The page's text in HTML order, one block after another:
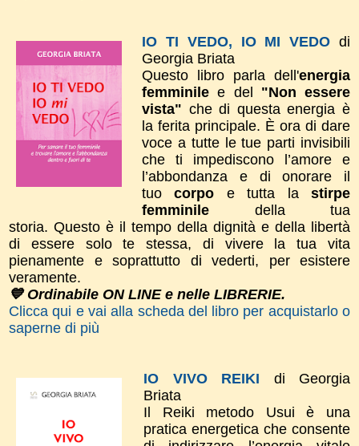
IO TI VEDO, IO MI VEDO di
Georgia Briata
Questo libro parla dell'energia
femminilee del "Non essere
vista" che di questa energia è
la ferita principale. È ora di dare
voce a tutte le tue parti invisibili
che ti impediscono l’amore e
l’abbondanza e di onorare il
tuocorpo e tutta lastirpe
femminile della tua
storia. Questo è il tempo della dignità e della libertà
di essere solo te stessa, di vivere la tua vita
pienamente e soprattutto di vederti, per esistere
veramente.
💙 Ordinabile ON LINE e nelle LIBRERIE.
Clicca qui e vai alla scheda del libro per acquistarlo o
saperne di più
IO VIVO REIKI di Georgia
Briata
Il Reiki metodo Usui è una
pratica energetica che consente